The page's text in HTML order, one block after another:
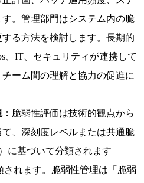
。管理部門はシステム内の脆
る方法を検討します。長期的
、IT、セキュリティが連携して
ーム間の理解と協力の促進に
脆弱性評価は技術的観点から
、深刻度レベルまたは共通脆
に基づいて分類されます
されます。脆弱性管理は「脆弱